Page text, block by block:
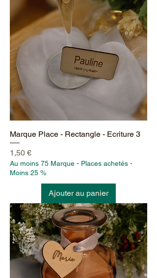
Marque Place - Rectangle - Ecriture 3
Prix
1,50 €
Au moins 75 Marque - Places achetés -
Moins 25 %
Ajouter au panier